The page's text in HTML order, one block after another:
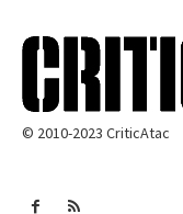
© 2010-2023 CriticAtac